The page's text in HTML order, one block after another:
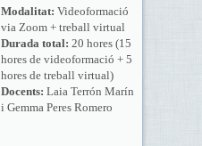
Modalitat: Videoformació
via Zoom + treball virtual
Durada total: 20 hores (15
hores de videoformació + 5
hores de treball virtual)
Docents: Laia Terrón Marín
i Gemma Peres Romero